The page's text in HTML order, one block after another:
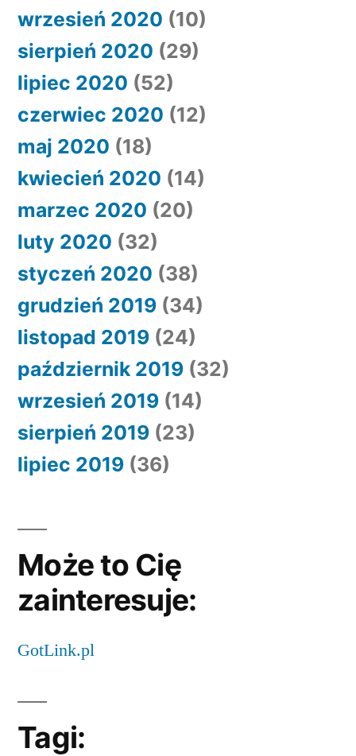
wrzesień 2020 (10)
sierpień 2020 (29)
lipiec 2020 (52)
czerwiec 2020 (12)
maj 2020 (18)
kwiecień 2020 (14)
marzec 2020 (20)
luty 2020 (32)
styczeń 2020 (38)
grudzień 2019 (34)
listopad 2019 (24)
październik 2019 (32)
wrzesień 2019 (14)
sierpień 2019 (23)
lipiec 2019 (36)
Może to Cię
zainteresuje:
GotLink.pl
Tagi: